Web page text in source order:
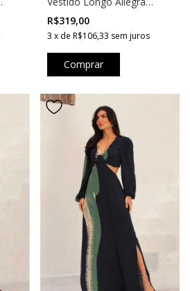
Verde
R$319,00
3 x de R$106,33 sem juros
Comprar